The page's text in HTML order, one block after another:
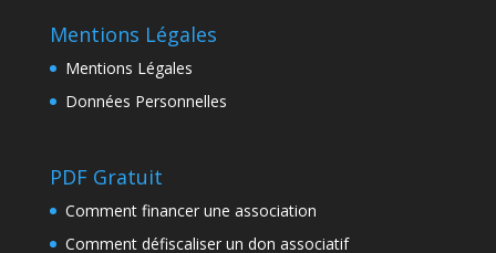
Mentions Légales
Mentions Légales
Données Personnelles
PDF Gratuit
Comment financer une association
Comment défiscaliser un don associatif